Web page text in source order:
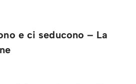
e ci seducono – La